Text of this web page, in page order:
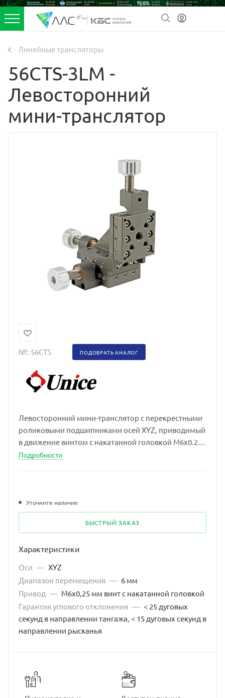
Линейные трансляторы
56CTS-3LM -
Левосторонний
мини-транслятор
№: 56CTS ПОДОБРАТЬ АНАЛОГ
Левосторонний мини-транслятор с перекрестными
роликовыми подшипниками осей XYZ, приводимый
в движение винтом с накатанной головкой M6x0.25
мм
Подробности
Уточните наличие
БЫСТРЫЙ ЗАКАЗ
Характеристики
Оси — XYZ
Диапазон перемещения — 6 мм
Привод — M6x0,25 мм винт с накатанной головкой
Гарантия углового отклонения — < 25 дуговых
секунд в направлении тангажа, < 15 дуговых секунд в
направлении рысканья